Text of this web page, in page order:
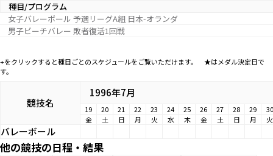
種目/プログラム
女子バレーボール 予選リーグA組 日本-オランダ
男子ビーチバレー 敗者復活1回戦
+をクリックすると種目ごとのスケジュールをご覧いただけます。 ★はメダル決定日で
す。
競技名
1996年7月
19 20 21 22 23 24 25 26 27 28 29
30
金
土 日 月 火 水 木 金 土 日 月 火
バレーボール
他の競技の日程・結果